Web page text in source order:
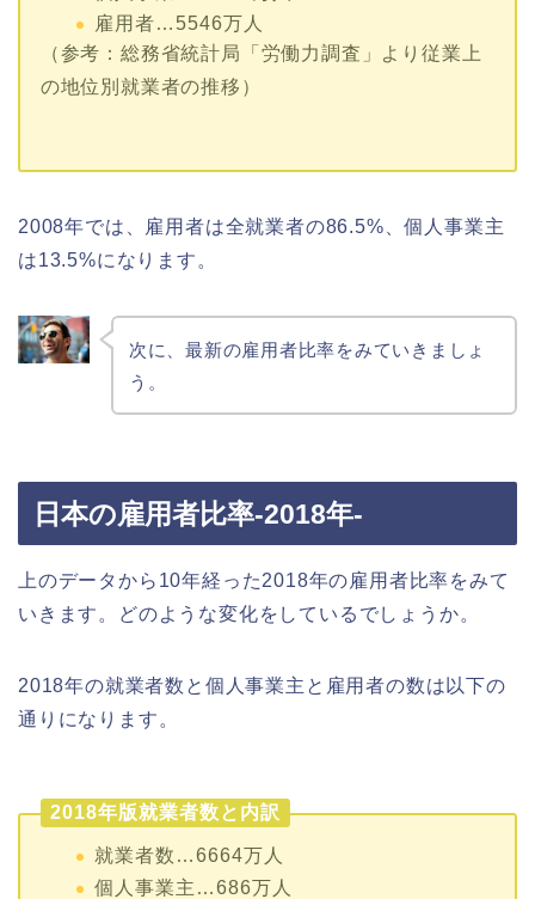
雇用者…5546万人
（参考：総務省統計局「労働力調査」より従業上
の地位別就業者の推移）
2008年では、雇用者は全就業者の86.5%、個人事業主
は13.5%になります。
次に、最新の雇用者比率をみていきましょ
う。
日本の雇用者比率-2018年-
上のデータから10年経った2018年の雇用者比率をみて
いきます。どのような変化をしているでしょうか。
2018年の就業者数と個人事業主と雇用者の数は以下の
通りになります。
2018年版就業者数と内訳
就業者数…6664万人
個人事業主…686万人